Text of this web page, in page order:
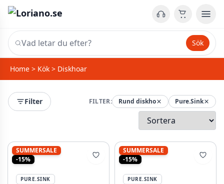
Sök
Home > Kök > Diskhoar
Filter FILTER: Rund diskho Pure.Sink
SUMMERSALE
-15%
PURE.SINK
SUMMERSALE
-15%
PURE.SINK